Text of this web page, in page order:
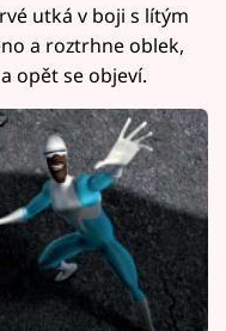
utká v boji s lítým
a roztrhne oblek,
opět se objeví.